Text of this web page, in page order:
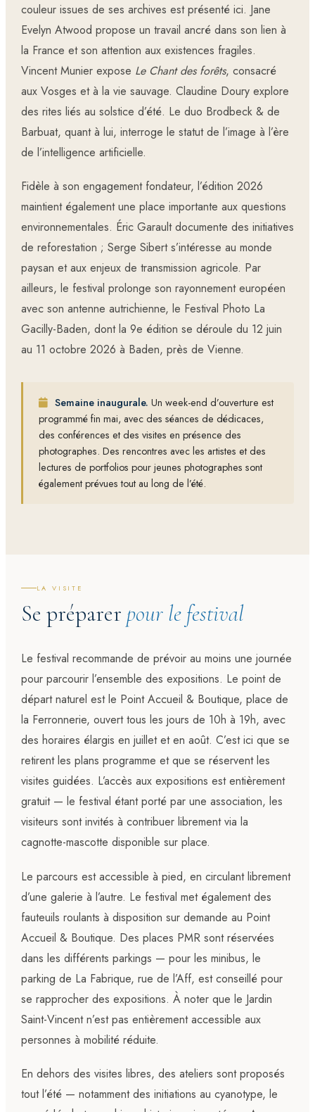
couleur issues de ses archives est présenté ici. Jane
Evelyn Atwood propose un travail ancré dans son lien à
la France et son attention aux existences fragiles.
Vincent Munier expose Le Chant des forêts, consacré
aux Vosges et à la vie sauvage. Claudine Doury explore
des rites liés au solstice d’été. Le duo Brodbeck & de
Barbuat, quant à lui, interroge le statut de l’image à l’ère
de l’intelligence artificielle.
Fidèle à son engagement fondateur, l’édition 2026
maintient également une place importante aux questions
environnementales. Éric Garault documente des initiatives
de reforestation ; Serge Sibert s’intéresse au monde
paysan et aux enjeux de transmission agricole. Par
ailleurs, le festival prolonge son rayonnement européen
avec son antenne autrichienne, le Festival Photo La
Gacilly-Baden, dont la 9e édition se déroule du 12 juin
au 11 octobre 2026 à Baden, près de Vienne.
Semaine inaugurale. Un week-end d’ouverture est
programmé fin mai, avec des séances de dédicaces,
des conférences et des visites en présence des
photographes. Des rencontres avec les artistes et des
lectures de portfolios pour jeunes photographes sont
également prévues tout au long de l’été.
LA VISITE
Se préparer pour le festival
Le festival recommande de prévoir au moins une journée
pour parcourir l’ensemble des expositions. Le point de
départ naturel est le Point Accueil & Boutique, place de
la Ferronnerie, ouvert tous les jours de 10h à 19h, avec
des horaires élargis en juillet et en août. C’est ici que se
retirent les plans programme et que se réservent les
visites guidées. L’accès aux expositions est entièrement
gratuit — le festival étant porté par une association, les
visiteurs sont invités à contribuer librement via la
cagnotte-mascotte disponible sur place.
Le parcours est accessible à pied, en circulant librement
d’une galerie à l’autre. Le festival met également des
fauteuils roulants à disposition sur demande au Point
Accueil & Boutique. Des places PMR sont réservées
dans les différents parkings — pour les minibus, le
parking de La Fabrique, rue de l’Aff, est conseillé pour
se rapprocher des expositions. À noter que le Jardin
Saint-Vincent n’est pas entièrement accessible aux
personnes à mobilité réduite.
En dehors des visites libres, des ateliers sont proposés
tout l’été — notamment des initiations au cyanotype, le